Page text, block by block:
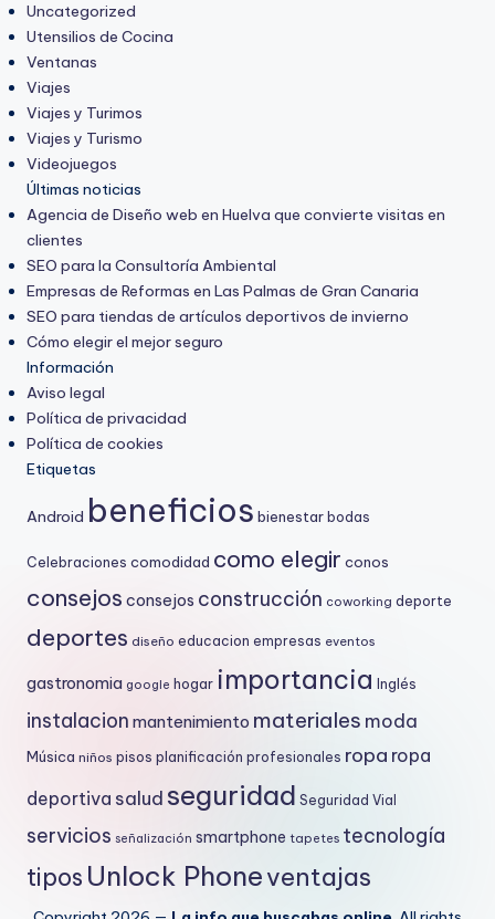
Uncategorized
Utensilios de Cocina
Ventanas
Viajes
Viajes y Turimos
Viajes y Turismo
Videojuegos
Últimas noticias
Agencia de Diseño web en Huelva que convierte visitas en
clientes
SEO para la Consultoría Ambiental
Empresas de Reformas en Las Palmas de Gran Canaria
SEO para tiendas de artículos deportivos de invierno
Cómo elegir el mejor seguro
Información
Aviso legal
Política de privacidad
Política de cookies
Etiquetas
Android beneficios bienestar bodas
Celebraciones comodidad como elegir conos
consejos consejos construcción coworking deporte
deportes diseño educacion empresas eventos
gastronomia google hogar importancia Inglés
instalacion mantenimiento materiales moda
Música niños pisos planificación profesionales ropa ropa
deportiva salud seguridad Seguridad Vial
servicios señalización smartphone tapetes tecnología
tipos Unlock Phoneventajas